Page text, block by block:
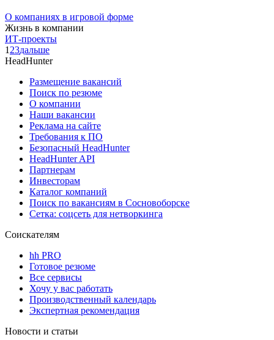
О компаниях в игровой форме
Жизнь в компании
ИТ-проекты
1 23дальше
HeadHunter
Размещение вакансий
Поиск по резюме
О компании
Наши вакансии
Реклама на сайте
Требования к ПО
Безопасный HeadHunter
HeadHunter API
Партнерам
Инвесторам
Каталог компаний
Поиск по вакансиям в Сосновоборске
Сетка: соцсеть для нетворкинга
Соискателям
hh PRO
Готовое резюме
Все сервисы
Хочу у вас работать
Производственный календарь
Экспертная рекомендация
Новости и статьи